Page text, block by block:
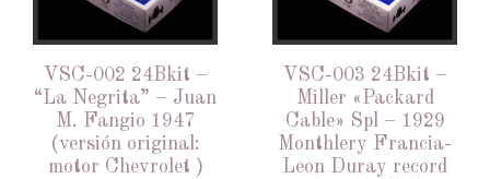
VSC-002 24Bkit –
“La Negrita” – Juan
M. Fangio 1947
(versión original:
motor Chevrolet )
VSC-003 24Bkit –
Miller «Packard
Cable» Spl – 1929
Monthlery Francia-
Leon Duray record